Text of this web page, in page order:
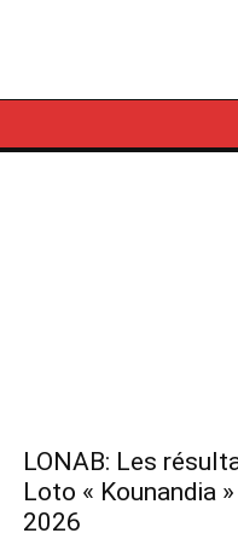
LONAB: Les
Loto « Kounandia
2026